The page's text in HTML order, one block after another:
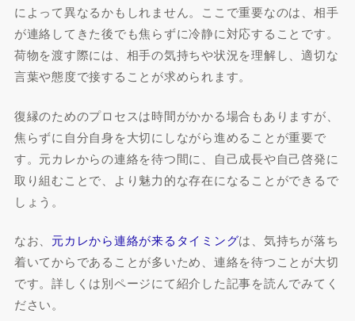
によって異なるかもしれません。ここで重要なのは、相手
が連絡してきた後でも焦らずに冷静に対応することです。
荷物を渡す際には、相手の気持ちや状況を理解し、適切な
言葉や態度で接することが求められます。
復縁のためのプロセスは時間がかかる場合もありますが、
焦らずに自分自身を大切にしながら進めることが重要で
す。元カレからの連絡を待つ間に、自己成長や自己啓発に
取り組むことで、より魅力的な存在になることができるで
しょう。
なお、 元カレから連絡が来るタイミングは、気持ちが落ち
着いてからであることが多いため、連絡を待つことが大切
です。詳しくは別ページにて紹介した記事を読んでみてく
ださい。